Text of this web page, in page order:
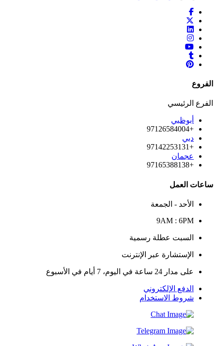
الفروع
الفرع الرئيسي
أبوظبي
+97126584004
دبي
+97142253131
عجمان
+97165388138
ساعات العمل
الأحد - الجمعة
9AM : 6PM
السبت عطلة رسمية
الإستشارة عبر الإنترنت
على مدار 24 ساعة في اليوم، 7 أيام في الأسبوع
الدفع الإلكتروني
شروط الاستخدام